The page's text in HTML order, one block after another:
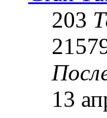
203
13